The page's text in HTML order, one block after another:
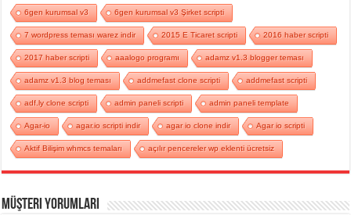
6gen kurumsal v3 6gen kurumsal v3 Şirket scripti
7 wordpress teması warez indir 2015 E Ticaret scripti 2016 haber scripti
2017 haber scripti aaalogo programı adamz v1.3 blogger teması
adamz v1.3 blog teması addmefast clone scripti addmefast scripti
adf.ly clone scripti admin paneli scripti admin paneli template
Agar-io agar.io scripti indir agar io clone indir Agar io scripti
Aktif Bilişim whmcs temaları açılır pencereler wp eklenti ücretsiz
Müşteri Yorumları